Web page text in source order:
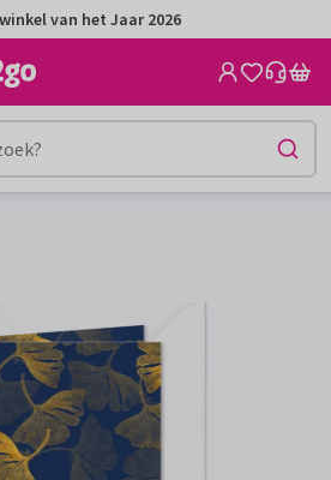
van het Jaar 2026